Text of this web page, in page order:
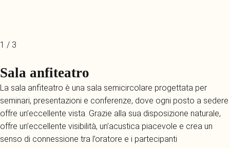
1 / 3
Sala anfiteatro​
La sala anfiteatro è una sala semicircolare progettata per
seminari, presentazioni e conferenze, dove ogni posto a sedere
offre un’eccellente vista. Grazie alla sua disposizione naturale,
offre un’eccellente visibilità, un’acustica piacevole e crea un
senso di connessione tra l’oratore e i partecipanti